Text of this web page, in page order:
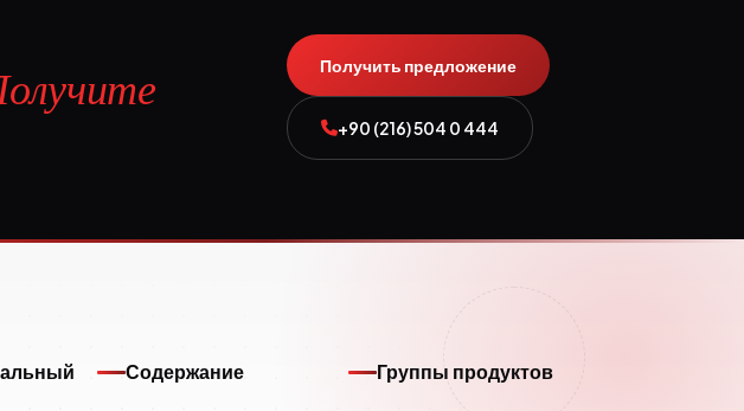
Получить предложение
+90 (216) 504 0 444
Содержание Группы продуктов